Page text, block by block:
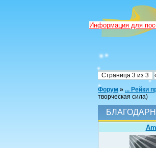
Информация для
Страница 3 из 3
Форум » ... Рейки
творческая сила)